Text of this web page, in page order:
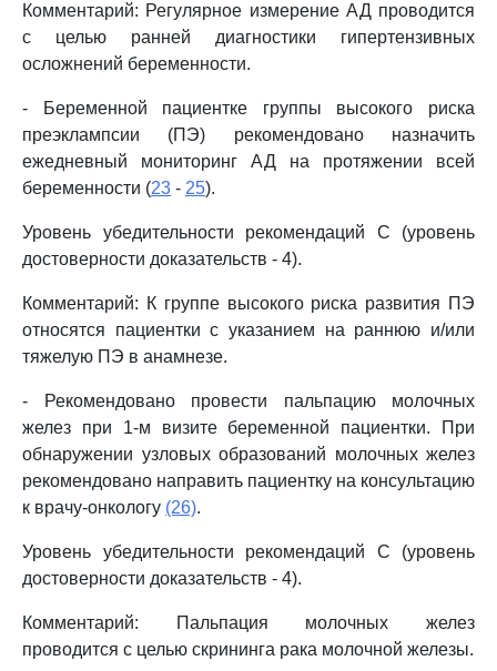
Комментарий: Регулярное измерение АД проводится
с целью ранней диагностики гипертензивных
осложнений беременности.
- Беременной пациентке группы высокого риска
преэклампсии (ПЭ) рекомендовано назначить
ежедневный мониторинг АД на протяжении всей
беременности (23 - 25).
Уровень убедительности рекомендаций C (уровень
достоверности доказательств - 4).
Комментарий: К группе высокого риска развития ПЭ
относятся пациентки с указанием на раннюю и/или
тяжелую ПЭ в анамнезе.
- Рекомендовано провести пальпацию молочных
желез при 1-м визите беременной пациентки. При
обнаружении узловых образований молочных желез
рекомендовано направить пациентку на консультацию
к врачу-онкологу (26).
Уровень убедительности рекомендаций C (уровень
достоверности доказательств - 4).
Комментарий: Пальпация молочных желез
проводится с целью скрининга рака молочной железы.